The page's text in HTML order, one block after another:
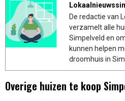
De redactie van
verzamelt alle
Simpelveld en
kunnen helpen
droomhuis in
Overige huizen te koop